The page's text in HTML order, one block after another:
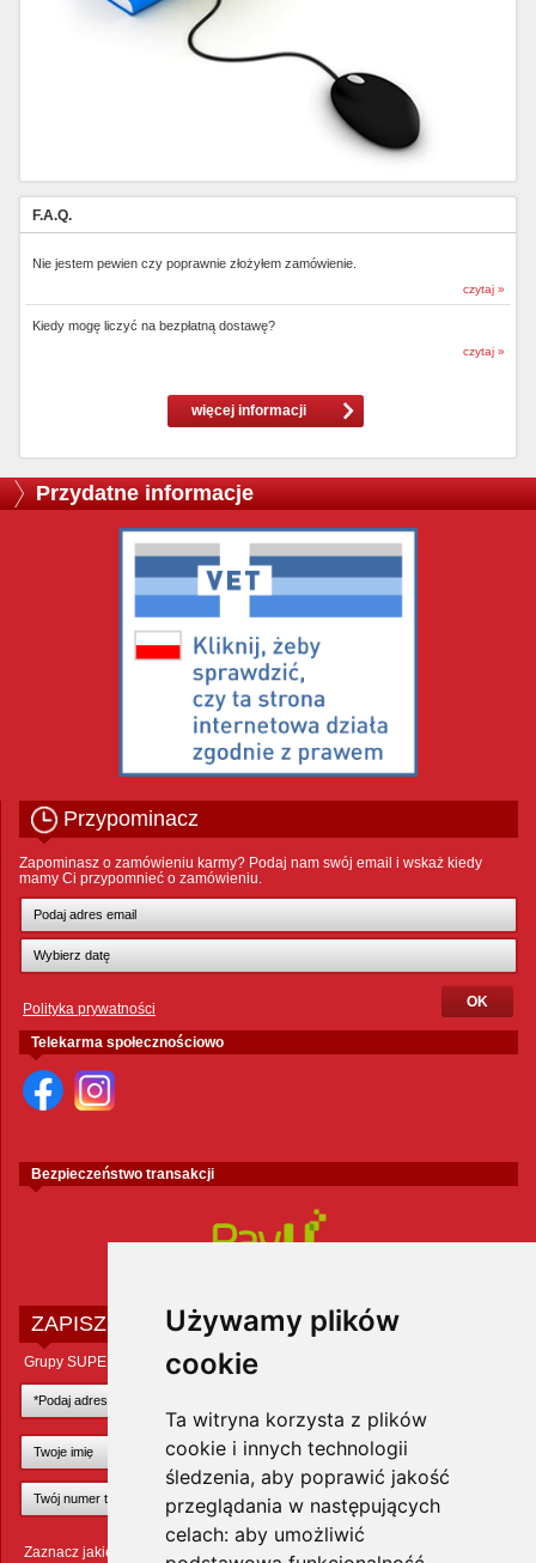
Używamy plików
cookie
Ta witryna korzysta z plików
cookie i innych technologii
śledzenia, aby poprawić jakość
przeglądania w następujących
celach: aby umożliwić
F.A.Q.
Nie jestem pewien czy poprawnie złożyłem zamówienie.
czytaj »
Kiedy mogę liczyć na bezpłatną dostawę?
czytaj »
więcej informacji
Przydatne informacje
Przypominacz
Zapominasz o zamówieniu karmy? Podaj nam swój email i wskaż kiedy
mamy Ci przypomnieć o zamówieniu.
Polityka prywatności
Telekarma społecznościowo
Bezpieczeństwo transakcji
ZAPISZ SIĘ DO NEWSLETTERA
Grupy SUPER ZOO POLAND Sp. z o.o.
Zaznacz jakie zwierzęta Cię interesują